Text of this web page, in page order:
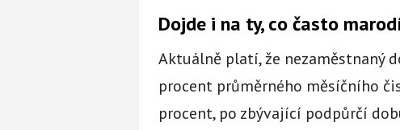
Dojde i na ty, co často
Aktuálně platí, že nezaměstnaný
procent průměrného měsíčního
procent, po zbývající podpůrčí